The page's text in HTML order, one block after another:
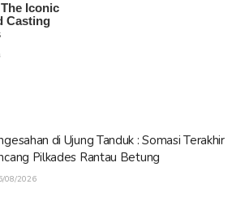
di Ujung Tanduk : Somasi Terakhir
Pilkades Rantau Betung
08/2026